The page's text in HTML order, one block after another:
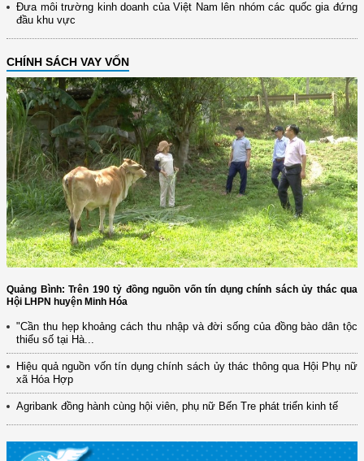
Đưa môi trường kinh doanh của Việt Nam lên nhóm các quốc gia đứng
đầu khu vực
CHÍNH SÁCH VAY VỐN
Quảng Bình: Trên 190 tỷ đồng nguồn vốn tín dụng chính sách ủy thác qua
Hội LHPN huyện Minh Hóa
"Cần thu hẹp khoảng cách thu nhập và đời sống của đồng bào dân tộc
thiểu số tại Hà...
Hiệu quả nguồn vốn tín dụng chính sách ủy thác thông qua Hội Phụ nữ
xã Hóa Hợp
Agribank đồng hành cùng hội viên, phụ nữ Bến Tre phát triển kinh tế